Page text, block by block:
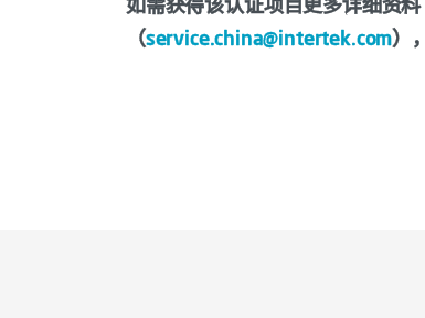
适用范围：本规则规定了认证机
（service.china@intertek.com）